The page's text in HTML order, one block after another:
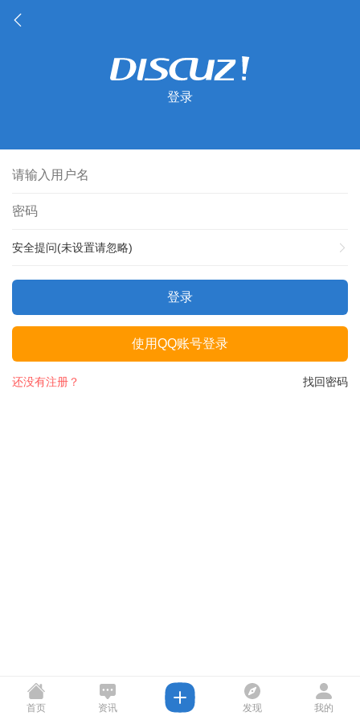
登录
安全提问(未设置请忽略)
登录
使用QQ账号登录
找回密码
还没有注册？
首页 资讯 发现 我的